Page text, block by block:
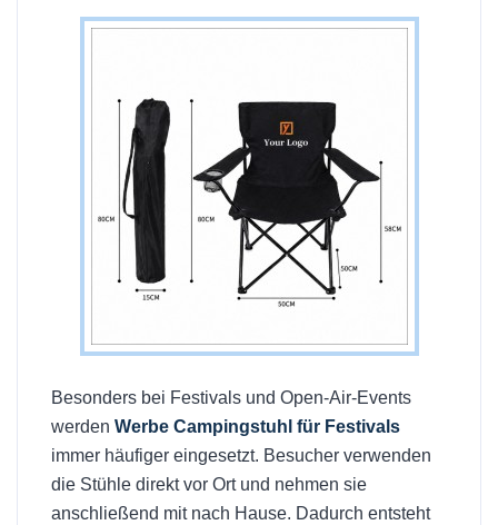
Besonders bei Festivals und Open-Air-Events
werden Werbe Campingstuhl für Festivals
immer häufiger eingesetzt. Besucher verwenden
die Stühle direkt vor Ort und nehmen sie
anschließend mit nach Hause. Dadurch entsteht